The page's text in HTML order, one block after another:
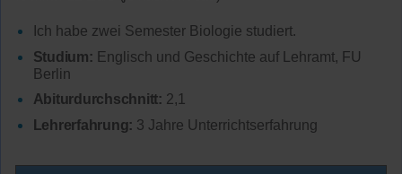
Ich habe zwei Semester Biologie studiert.
Studium: Englisch und Geschichte auf Lehramt, FU
Berlin
Abiturdurchschnitt: 2,1
Lehrerfahrung: 3 Jahre Unterrichtserfahrung